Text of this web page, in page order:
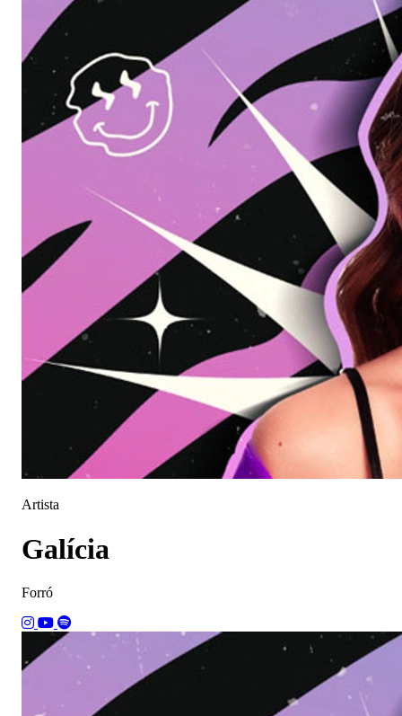
Artista
Galícia
Forró